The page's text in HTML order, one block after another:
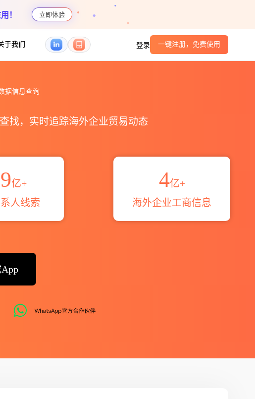
！ 立即体验
于我们 登录 一键注册，免费使用
据信息查询
找，实时追踪海外企业贸易动态
亿+
人线索
4亿+
海外企业工商信息